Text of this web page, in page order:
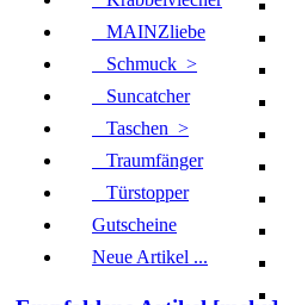
MAINZliebe
Schmuck >
Suncatcher
Taschen >
Traumfänger
Türstopper
Gutscheine
Neue Artikel ...